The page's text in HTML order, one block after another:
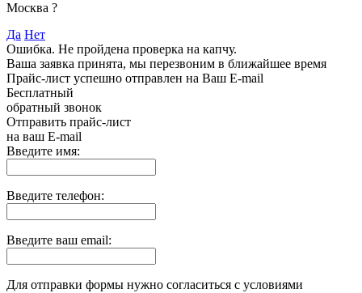
Москва ?
Да Нет
Ошибка. Не пройдена проверка на капчу.
Ваша заявка принята, мы перезвоним в ближайшее время
Прайс-лист успешно отправлен на Ваш E-mail
Бесплатный
обратный звонок
Отправить прайс-лист
на ваш E-mail
Введите имя:
Введите телефон:
Введите ваш email:
Для отправки формы нужно согласиться с условиями